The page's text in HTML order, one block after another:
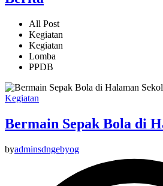
All Post
Kegiatan
Kegiatan
Lomba
PPDB
Kegiatan
Bermain Sepak Bola di
byadminsdngebyog